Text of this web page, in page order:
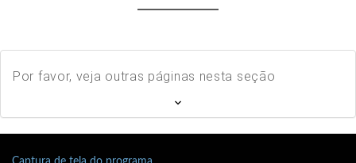
Por favor, veja outras páginas nesta seção